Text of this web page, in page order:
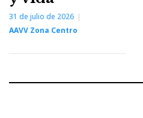
31 de julio de 2026
AAVV Zona Centro